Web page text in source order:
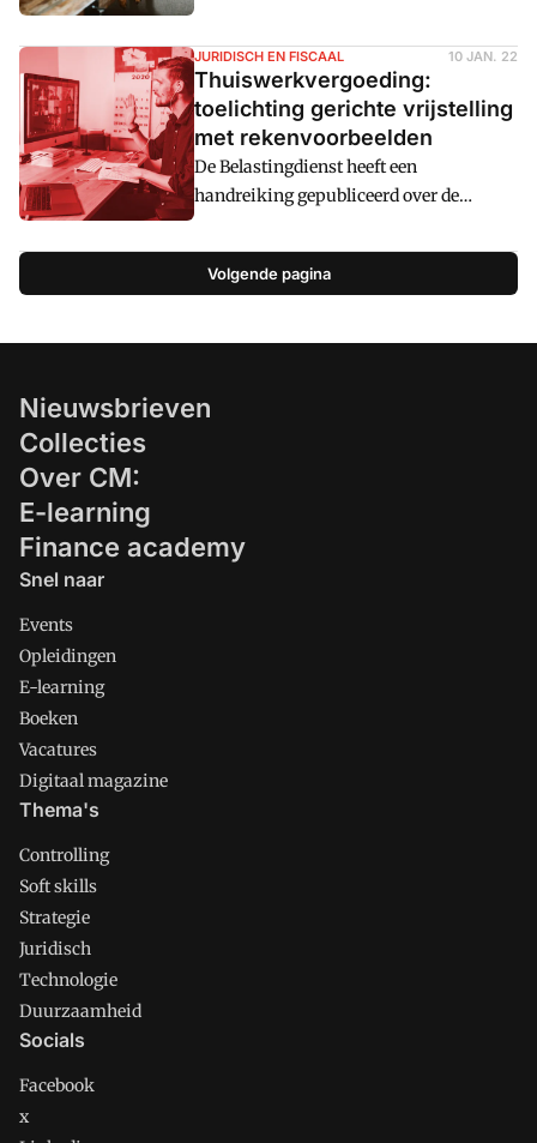
op. Naar aanleiding van antwoorden van
het ministerie van Financiu00ebn op
vragen uit de Tweede Kamer zet cm: hier
op een rij wat de thuiswerkvergoeding
betekent voor werkgevers en
werknemers.
JURIDISCH EN FISCAAL 10 JAN. 22
Thuiswerkvergoeding:
toelichting gerichte vrijstelling
met rekenvoorbeelden
De Belastingdienst heeft een
handreiking gepubliceerd over de
nieuwe gerichte fiscale vrijstelling voor
de thuiswerkvergoeding. Daarin wordt
de regeling toegelicht en geeft de fiscus
Volgende pagina
Nieuwsbrieven
Collecties
Over CM:
E-learning
Finance academy
Snel naar
Events
Opleidingen
E-learning
Boeken
Vacatures
Digitaal magazine
Thema's
Controlling
Soft skills
Strategie
Juridisch
Technologie
Duurzaamheid
Socials
Facebook
x